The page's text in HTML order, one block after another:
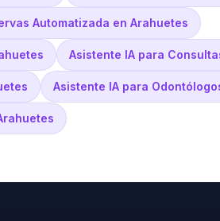
Automatizada en Arahuetes
Asistente IA para
Asistente IA para